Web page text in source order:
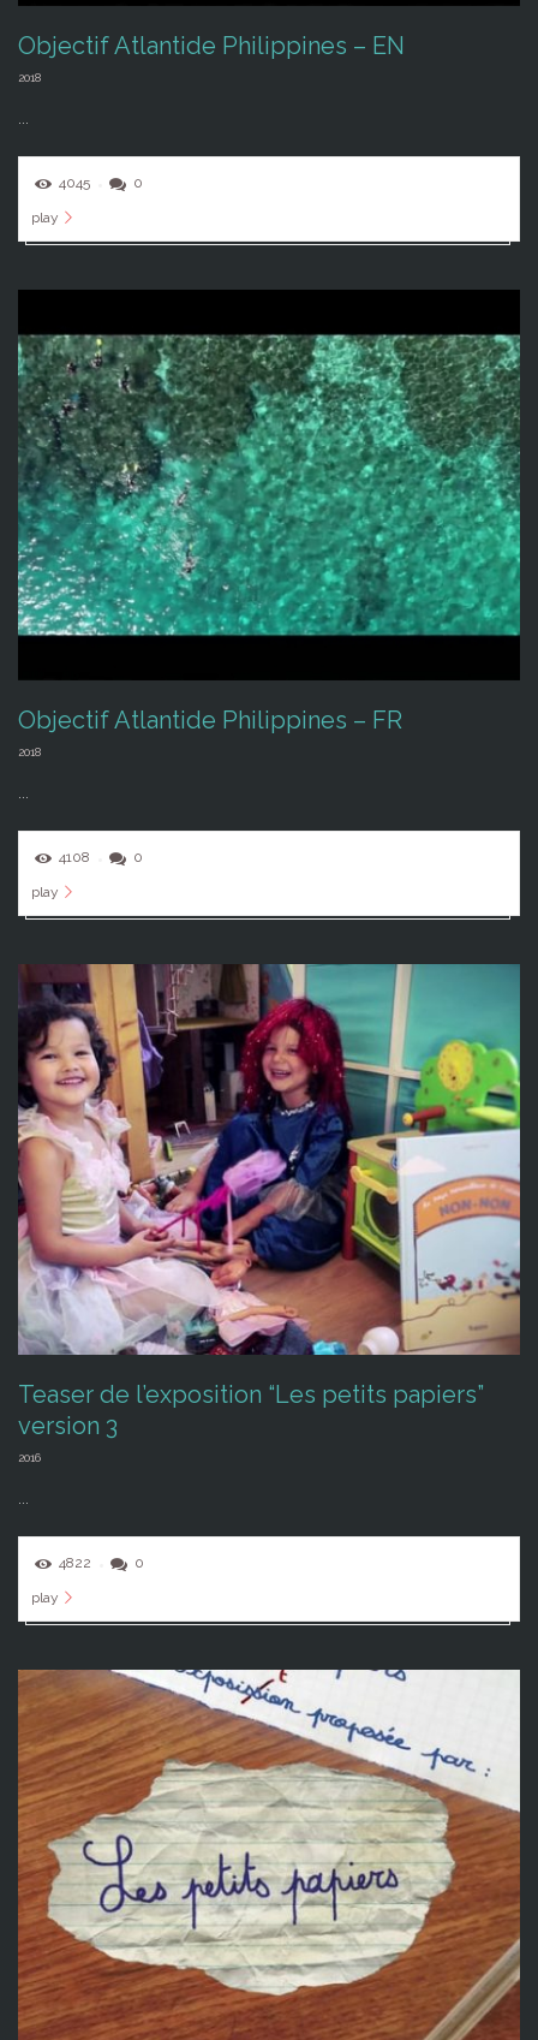
Objectif Atlantide Philippines – EN
2018
4045 0
play
Objectif Atlantide Philippines – FR
2018
4108 0
play
Teaser de l’exposition “Les petits papiers”
version 3
2016
4822 0
play